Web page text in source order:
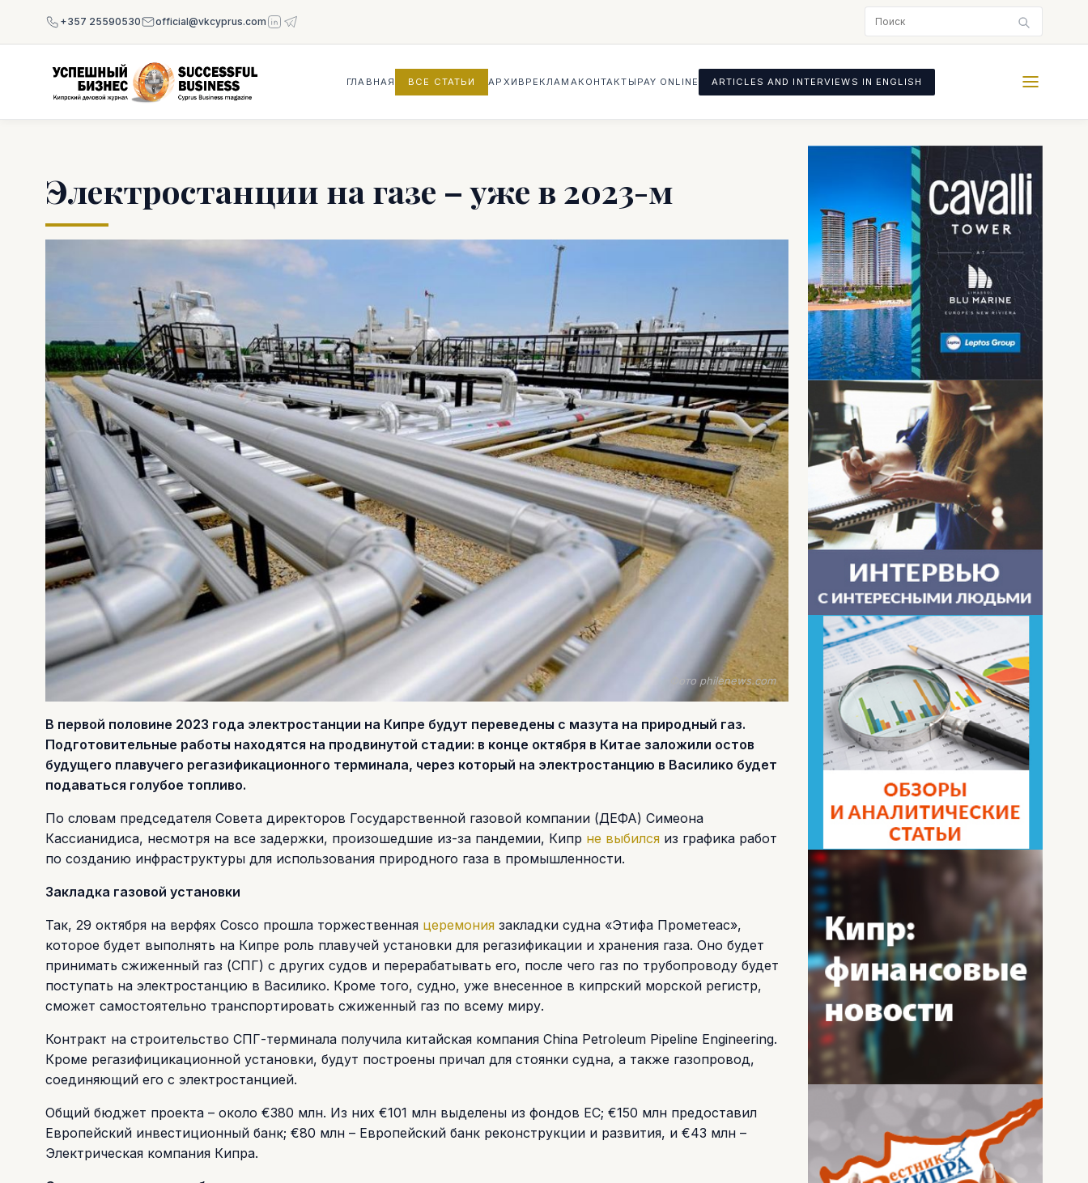
+357 25590530 official@vkcyprus.com
ГЛАВНАЯ ВСЕ СТАТЬИ АРХИВ РЕКЛАМА КОНТАКТЫ PAY ONLINE ARTICLES AND INTERVIEWS IN ENGLISH
Электростанции на газе – уже в 2023-м
Фото philenews.com
В первой половине 2023 года электростанции на Кипре будут переведены с мазута на природный газ.
Подготовительные работы находятся на продвинутой стадии: в конце октября в Китае заложили остов
будущего плавучего регазификационного терминала, через который на электростанцию в Василико будет
подаваться голубое топливо.
По словам председателя Совета директоров Государственной газовой компании (ДЕФА) Симеона
Кассианидиса, несмотря на все задержки, произошедшие из-за пандемии, Кипр не выбился из графика работ
по созданию инфраструктуры для использования природного газа в промышленности.
Закладка газовой установки
Так, 29 октября на верфях Cosco прошла торжественная церемония закладки судна «Этифа Прометеас»,
которое будет выполнять на Кипре роль плавучей установки для регазификации и хранения газа. Оно будет
принимать сжиженный газ (СПГ) с других судов и перерабатывать его, после чего газ по трубопроводу будет
поступать на электростанцию в Василико. Кроме того, судно, уже внесенное в кипрский морской регистр,
сможет самостоятельно транспортировать сжиженный газ по всему миру.
Контракт на строительство СПГ-терминала получила китайская компания China Petroleum Pipeline Engineering.
Кроме регазифицикационной установки, будут построены причал для стоянки судна, а также газопровод,
соединяющий его с электростанцией.
Общий бюджет проекта – около €380 млн. Из них €101 млн выделены из фондов ЕС; €150 млн предоставил
Европейский инвестиционный банк; €80 млн – Европейский банк реконструкции и развития, и €43 млн –
Электрическая компания Кипра.